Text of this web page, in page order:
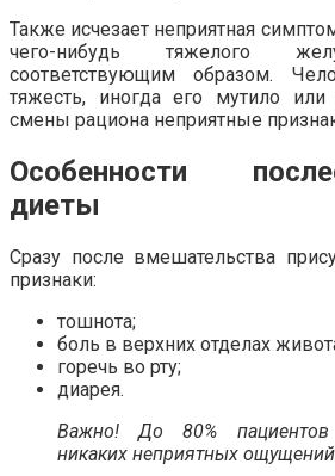
Также исчезает неприятная
чего-нибудь тяжелого
соответствующим образом.
тяжесть, иногда его мутило
смены рациона неприятные
Особенности
диеты
Сразу после вмешательства
признаки:
тошнота;
боль в верхних отделах
горечь во рту;
диарея.
Важно! До 80% пациентов
никаких неприятных